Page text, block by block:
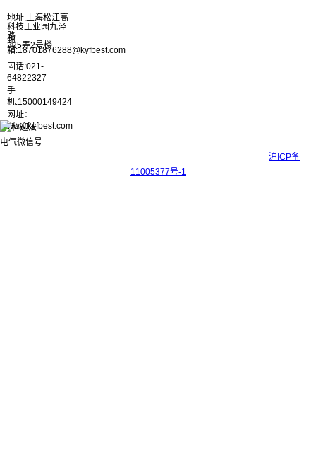
地址:上海松江高
科技工业园九泾
路
325弄2号楼
邮
箱:18701876288@kyfbest.com
固话:021-
64822327
手
机:15000149424
网址：
www.kyfbest.com
沪ICP备
11005377号-1